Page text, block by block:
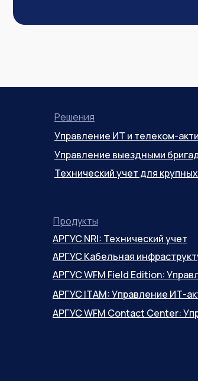
Решения
Продукты
Управление ИТ и телеком-
АРГУС WFM Field Edition:
Управление выездными
АРГУС NRI: Технический учет
АРГУС WFM Contact Center:
Технический учет для
АРГУС Кабельная
АРГУС ITAM: Управление ИТ-